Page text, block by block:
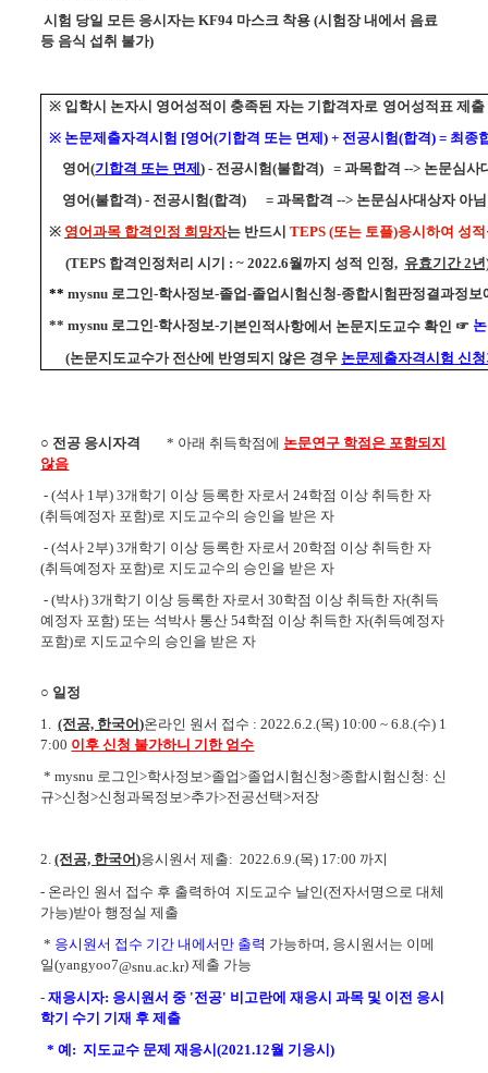
시험 당일 모든 응시자는 KF94 마스크 착용 (시험장 내에서 음료
등 음식 섭취 불가)
※ 입학시 논자시 영어성적이 충족된 자는 기합격자로 영어성적표 제출
※ 논문제출자격시험 [영어(기합격 또는 면제) + 전공시험(합격) = 최종
영어(기합격 또는 면제) - 전공시험(불합격) =과목합격--> 논문심사
영어(불합격) - 전공시험(합격) =과목합격--> 논문심사대상자 아님
※ 영어과목 합격인정 희망자는 반드시TEPS (또는 토플)응시하여 성
(TEPS 합격인정처리 시기 : ~ 2022.6월까지 성적 인정, 유효기간2
**mysnu 로그인-학사정보-졸업-졸업시험신청-종합시험판정결과정
**mysnu 로그인-학사정보-기본인적사항에서 논문지도교수 확인 ☞
(논문지도교수가 전산에 반영되지 않은 경우 논문제출자격시험 신
○ 전공 응시자격 * 아래 취득학점에 논문연구 학점은 포함되지
않음
- (석사 1부)3개학기 이상 등록한 자로서24학점 이상 취득한 자
(취득예정자 포함)로 지도교수의 승인을 받은 자
- (석사 2부)3개학기 이상 등록한 자로서20학점 이상 취득한 자
(취득예정자 포함)로 지도교수의 승인을 받은 자
- (박사)3개학기 이상 등록한 자로서30학점 이상 취득한 자(취득
예정자 포함) 또는 석박사 통산 54학점 이상 취득한 자(취득예정자
포함)로 지도교수의 승인을 받은 자
○ 일정
1.(전공, 한국어)온라인 원서 접수 : 2022.6.2.(목) 10:00 ~ 6.8.(수) 1
7:00 이후 신청 불가하니 기한 엄수
*mysnu 로그인>학사정보>졸업>졸업시험신청>종합시험신청: 신
규>신청>신청과목정보>추가>전공선택>저장
2.(전공, 한국어)응시원서 제출: 2022.6.9.(목) 17:00 까지
- 온라인 원서 접수 후 출력하여 지도교수 날인(전자서명으로 대체
가능)받아 행정실 제출
* 응시원서 접수 기간 내에서만 출력 가능하며, 응시원서는 이메
일(yangyoo7@snu.ac.kr) 제출 가능
-재응시자: 응시원서 중 '전공' 비고란에 재응시 과목 및 이전 응시
학기 수기 기재 후 제출
* 예: 지도교수 문제 재응시(2021.12월 기응시)